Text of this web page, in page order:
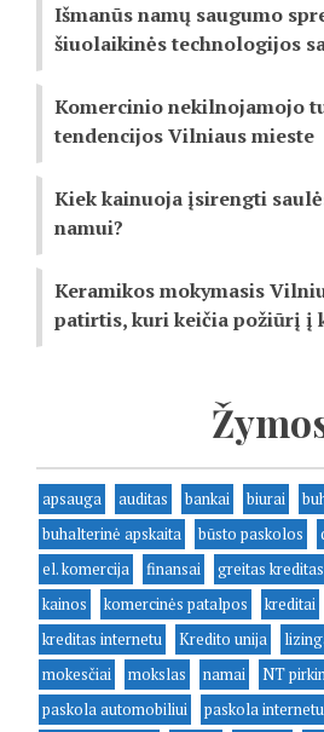
Išmanūs namų saugumo
šiuolaikinės technologijos
Komercinio nekilnojamojo
tendencijos Vilniaus mieste
Kiek kainuoja įsirengti
namui?
Keramikos mokymasis
patirtis, kuri keičia požiūrį į
apsauga auditas bankai biurai
buhalterinė apskaita
būsto paskolos
el. komercija
finansai greitas kreditas
kainos
komercinės patalpos kreditai
kreditas internetu
Kredito unija
mokesčiai
mokslas namai NT
paskola automobiliui
paskola internetu